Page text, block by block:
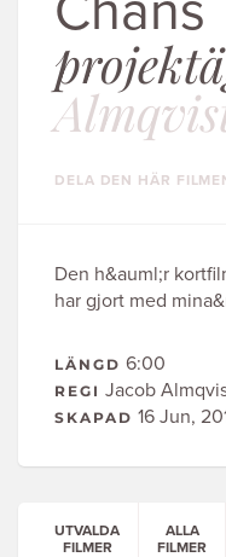
DELA DEN HÄR
Den h&auml;r
har gjort med
LÄNGD 6:00
REGI Jacob
SKAPAD 16 Jun,
UTVALDA
FILMER
ALLA
FILMER